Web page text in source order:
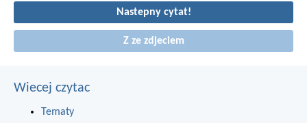
Nastepny cytat!
Z ze zdjeciem
Wiecej czytac
Tematy